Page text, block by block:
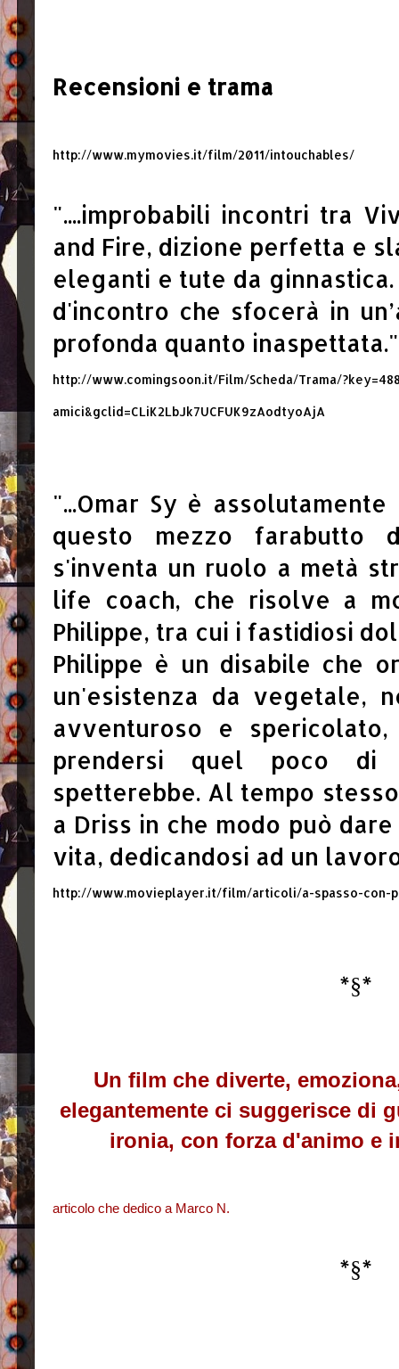
Recensioni e trama
http://www.mymovies.it/film/2011/intouchables/
"....improbabili incontri tra
and Fire, dizione perfetta e
eleganti e tute da
d'incontro che sfocerà in
profonda quanto inaspettata."
http://www.comingsoon.it/Film/Scheda/Trama/
amici&gclid=CLiK2LbJk7UCFUK9zAodtyoAjA
"...Omar Sy è
questo mezzo farabutto
s'inventa un ruolo a metà
life coach, che risolve a
Philippe, tra cui i fastidiosi
Philippe è un disabile che
un'esistenza da vegetale,
avventuroso e
prendersi quel poco
spetterebbe. Al tempo
a Driss in che modo può
vita, dedicandosi ad un
http://www.movieplayer.it/film/articoli/a-spasso-con-
*§*
Un film che diverte,
elegantemente ci suggerisce di
ironia, con forza d'animo e
articolo che dedico a Marco N.
*§*